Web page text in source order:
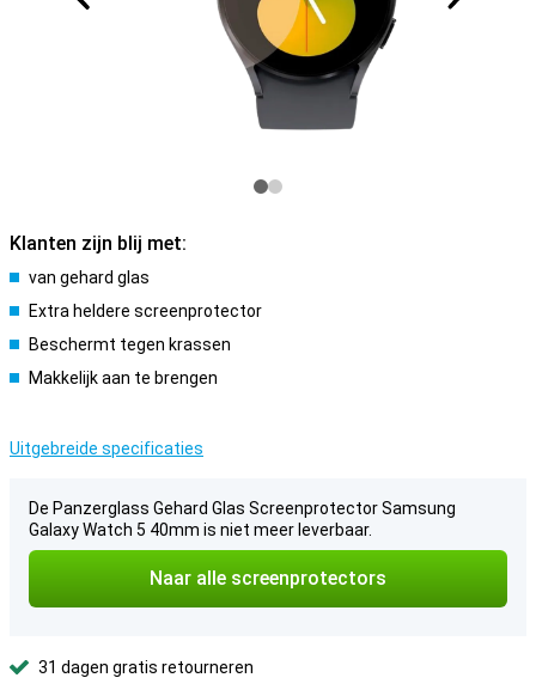
Klanten zijn blij met:
van gehard glas
Extra heldere screenprotector
Beschermt tegen krassen
Makkelijk aan te brengen
Uitgebreide specificaties
De Panzerglass Gehard Glas Screenprotector Samsung
Galaxy Watch 5 40mm is niet meer leverbaar.
Naar alle screenprotectors
31 dagen gratis retourneren